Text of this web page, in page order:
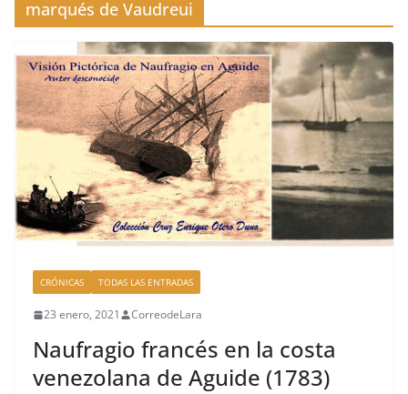
marqués de Vaudreui
CRÓNICAS TODAS LAS ENTRADAS
23 enero, 2021 CorreodeLara
Naufragio francés en la costa
venezolana de Aguide (1783)